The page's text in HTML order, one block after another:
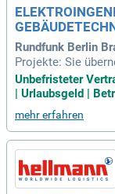
Rundfunk Berlin
Projekte: Sie
ruchsvolle
s, bereiten diese
en Planungspartnern
Unbefristeter
| Urlaubsgeld |
mehr erfahren